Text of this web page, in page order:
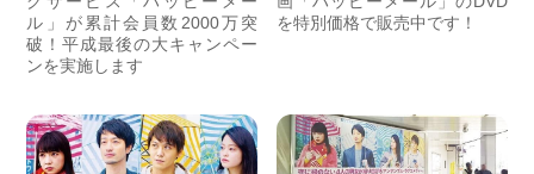
ル」が累計会員数2000万突
破！平成最後の大キャンペー
ンを実施します
を特別価格で販売中です！